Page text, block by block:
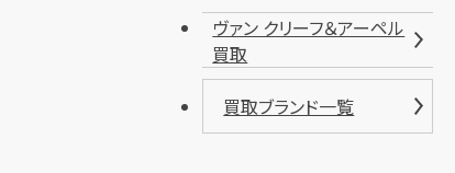
ヴァン クリーフ＆アーペル
買取
買取ブランド一覧